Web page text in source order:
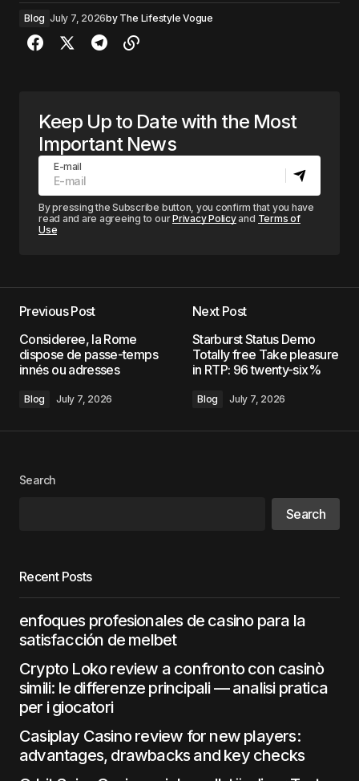
Blog July 7, 2026by The Lifestyle Vogue
Keep Up to Date with the Most
Important News
E-mail
By pressing the Subscribe button, you confirm that you have
read and are agreeing to ourPrivacy Policyand Terms of
Use
Previous Post
Consideree, la Rome
dispose de passe-temps
innés ou adresses
Blog July 7, 2026
Next Post
Starburst Status Demo
Totally free Take pleasure
in RTP: 96 twenty-six%
Blog July 7, 2026
Search
Search
Recent Posts
enfoques profesionales de casino para la
satisfacción de melbet
Crypto Loko review a confronto con casinò
simili: le differenze principali — analisi pratica
per i giocatori
Casiplay Casino review for new players:
advantages, drawbacks and key checks